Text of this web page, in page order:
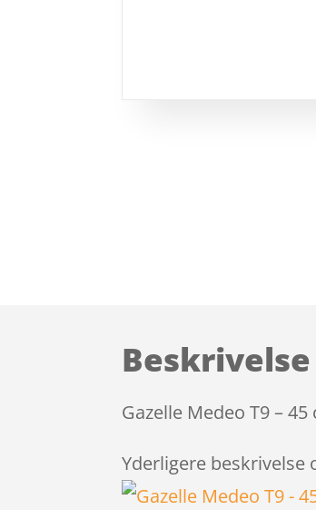
Beskrivelse
Gazelle Medeo T9 –
Yderligere beskrivelse